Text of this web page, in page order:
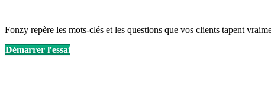
Fonzy repère les mots-clés et les questions que vos clients tapent
Démarrer l’essai